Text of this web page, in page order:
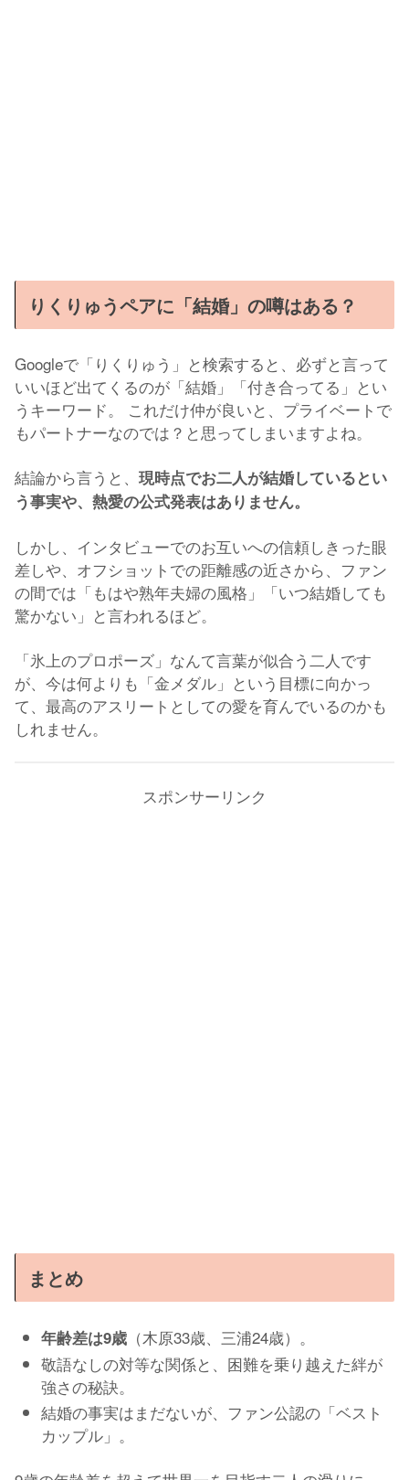
りくりゅうペアに「結婚」の噂はある？
Googleで「りくりゅう」と検索すると、必ずと言って
いいほど出てくるのが「結婚」「付き合ってる」とい
うキーワード。 これだけ仲が良いと、プライベートで
もパートナーなのでは？と思ってしまいますよね。
結論から言うと、 現時点でお二人が結婚しているとい
う事実や、熱愛の公式発表はありません。
しかし、インタビューでのお互いへの信頼しきった眼
差しや、オフショットでの距離感の近さから、ファン
の間では「もはや熟年夫婦の風格」「いつ結婚しても
驚かない」と言われるほど。
「氷上のプロポーズ」なんて言葉が似合う二人です
が、今は何よりも「金メダル」という目標に向かっ
て、最高のアスリートとしての愛を育んでいるのかも
しれません。
スポンサーリンク
まとめ
年齢差は9歳 （木原33歳、三浦24歳）。
敬語なしの対等な関係と、困難を乗り越えた絆が
強さの秘訣。
結婚の事実はまだないが、ファン公認の「ベスト
カップル」。